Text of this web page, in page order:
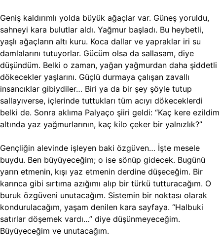
Geniş kaldırımlı yolda büyük ağaçlar var. Güneş yoruldu,
sahneyi kara bulutlar aldı. Yağmur başladı. Bu heybetli,
yaşlı ağaçların altı kuru. Koca dallar ve yapraklar iri su
damlalarını tutuyorlar. Gücüm olsa da sallasam, diye
düşündüm. Belki o zaman, yağan yağmurdan daha şiddetli
dökecekler yaşlarını. Güçlü durmaya çalışan zavallı
insancıklar gibiydiler… Biri ya da bir şey şöyle tutup
sallayıverse, içlerinde tuttukları tüm acıyı dökeceklerdi
belki de. Sonra aklıma Palyaço şiiri geldi: “Kaç kere ezildim
altında yaz yağmurlarının, kaç kilo çeker bir yalnızlık?”
Gençliğin alevinde işleyen baki özgüven… İşte mesele
buydu. Ben büyüyeceğim; o ise sönüp gidecek. Bugünü
yarın etmenin, kışı yaz etmenin derdine düşeceğim. Bir
karınca gibi sırtıma azığımı alıp bir türkü tutturacağım. O
buruk özgüveni unutacağım. Sistemin bir noktası olarak
kondurulacağım, yaşam denilen kara sayfaya. “Halbuki
satırlar döşemek vardı…” diye düşünmeyeceğim.
Büyüyeceğim ve unutacağım.